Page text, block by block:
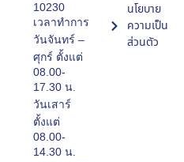
10230
เวลาทำการ
วันจันทร์ –
ศุกร์ ตั้งแต่
08.00-
17.30 น.
วันเสาร์
ตั้งแต่
08.00-
14.30 น.
นโยบาย
ความเป็น
ส่วนตัว